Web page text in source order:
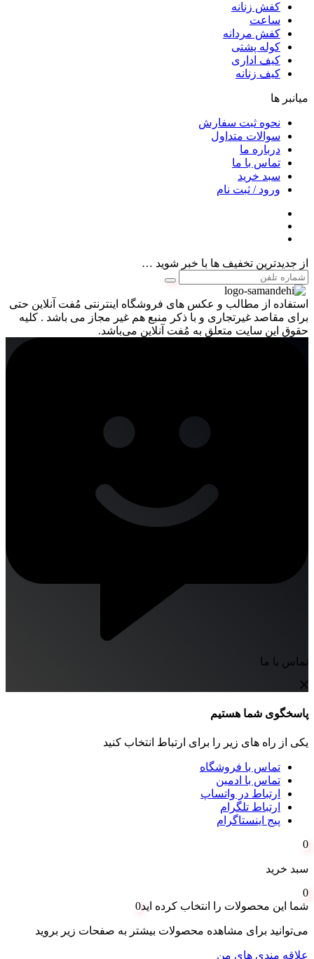
کفش زنانه
ساعت
کفش مردانه
کوله پشتی
کیف اداری
کیف زنانه
میانبر ها
نحوه ثبت سفارش
سوالات متداول
درباره ما
تماس با ما
سبد خرید
ورود / ثبت نام
از جدیدترین تخفیف ها با خبر شوید …
استفاده از مطالب و عکس های فروشگاه اینترنتی مُفت آنلاین حتی
برای مقاصد غیرتجاری و با ذکر منبع هم غیر مجاز می باشد . کلیه
حقوق این سایت متعلق به مُفت آنلاین می‌باشد.
تماس با ما
پاسخگوی شما هستیم
یکی از راه های زیر را برای ارتباط انتخاب کنید
تماس با فروشگاه
تماس با ادمین
ارتباط در واتساپ
ارتباط تلگرام
پیج اینستاگرام
0
سبد خرید
0
شما این محصولات را انتخاب کرده اید0
می‌توانید برای مشاهده محصولات بیشتر به صفحات زیر بروید
علاقه مندی های من